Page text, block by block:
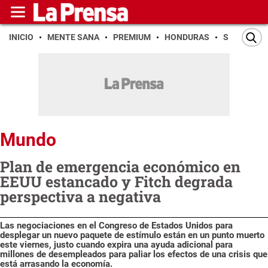
INICIO MENTE SANA PREMIUM HONDURAS SAN PEDRO
Mundo
Plan de emergencia económico en
EEUU estancado y Fitch degrada
perspectiva a negativa
Las negociaciones en el Congreso de Estados Unidos para
desplegar un nuevo paquete de estímulo están en un punto muerto
este viernes, justo cuando expira una ayuda adicional para
millones de desempleados para paliar los efectos de una crisis que
está arrasando la economía.